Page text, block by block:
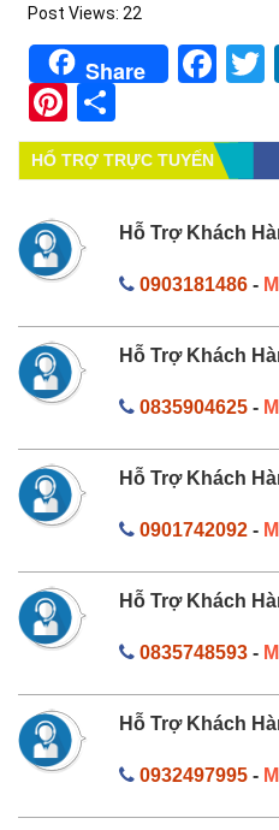
Post Views: 22
Share
Pinterest
HỔ TRỢ TRỰC TUYẾN
Hỗ Trợ Khách
0903181486-
Hỗ Trợ Khách
0835904625-
Hỗ Trợ Khách
0901742092-
Hỗ Trợ Khách
0835748593-
Hỗ Trợ Khách
0932497995-